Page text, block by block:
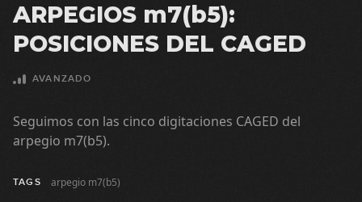
ARPEGIOS m7(b5):
POSICIONES DEL CAGED
AVANZADO
Seguimos con las cinco digitaciones CAGED del
arpegio m7(b5).
TAGS arpegio m7(b5)